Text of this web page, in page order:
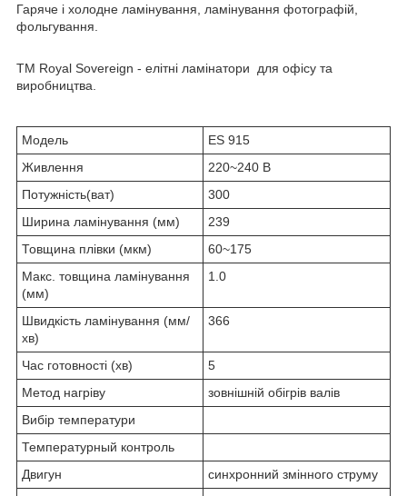
Гаряче і холодне ламінування, ламінування фотографій,
фольгування.
ТМ Royal Sovereign - елітні ламінатори для офісу та
виробництва.
Модель
ES 915
Живлення
220~240 В
Потужність(ват)
300
Ширина ламінування (мм)
239
Товщина плівки (мкм)
60~175
Макс. товщина ламінування
(мм)
1.0
Швидкість ламінування (мм/
хв)
366
Час готовності (хв)
5
Метод нагріву
зовнішній обігрів валів
Вибір температури
Температурный контроль
Двигун
синхронний змінного струму